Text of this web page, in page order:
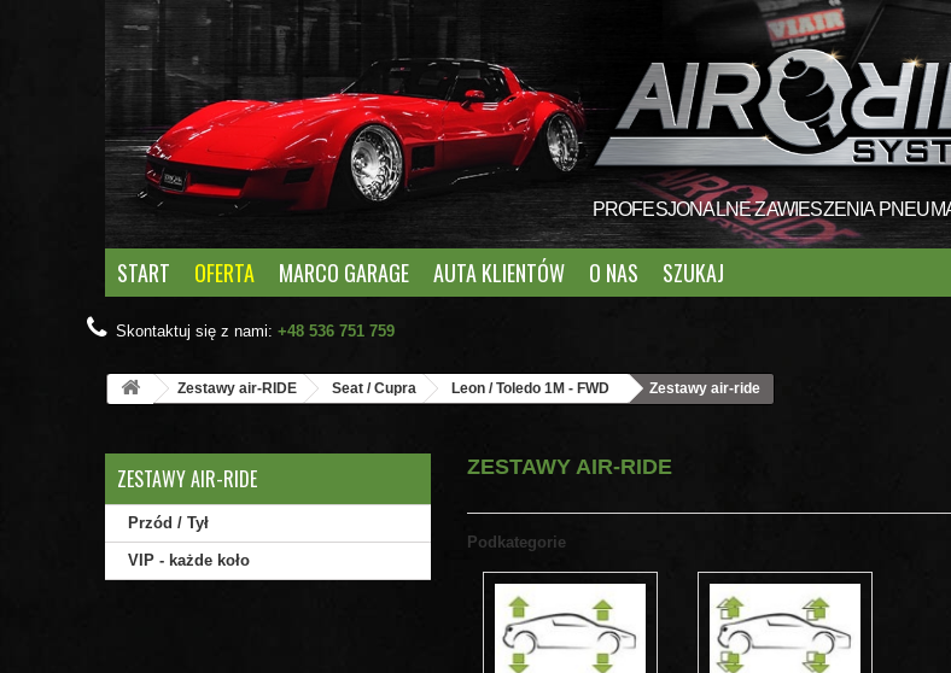
PROFESJONALNE ZAWIESZENIA
START OFERTA MARCO GARAGE AUTA KLIENTÓW O NAS SZUKAJ
Skontaktuj się z nami: +48 536 751 759
Zestawy air-RIDE Seat / Cupra Leon / Toledo 1M - FWD Zestawy air-ride
ZESTAWY AIR-RIDE
Przód / Tył
VIP - każde koło
ZESTAWY AIR-RIDE
Podkategorie